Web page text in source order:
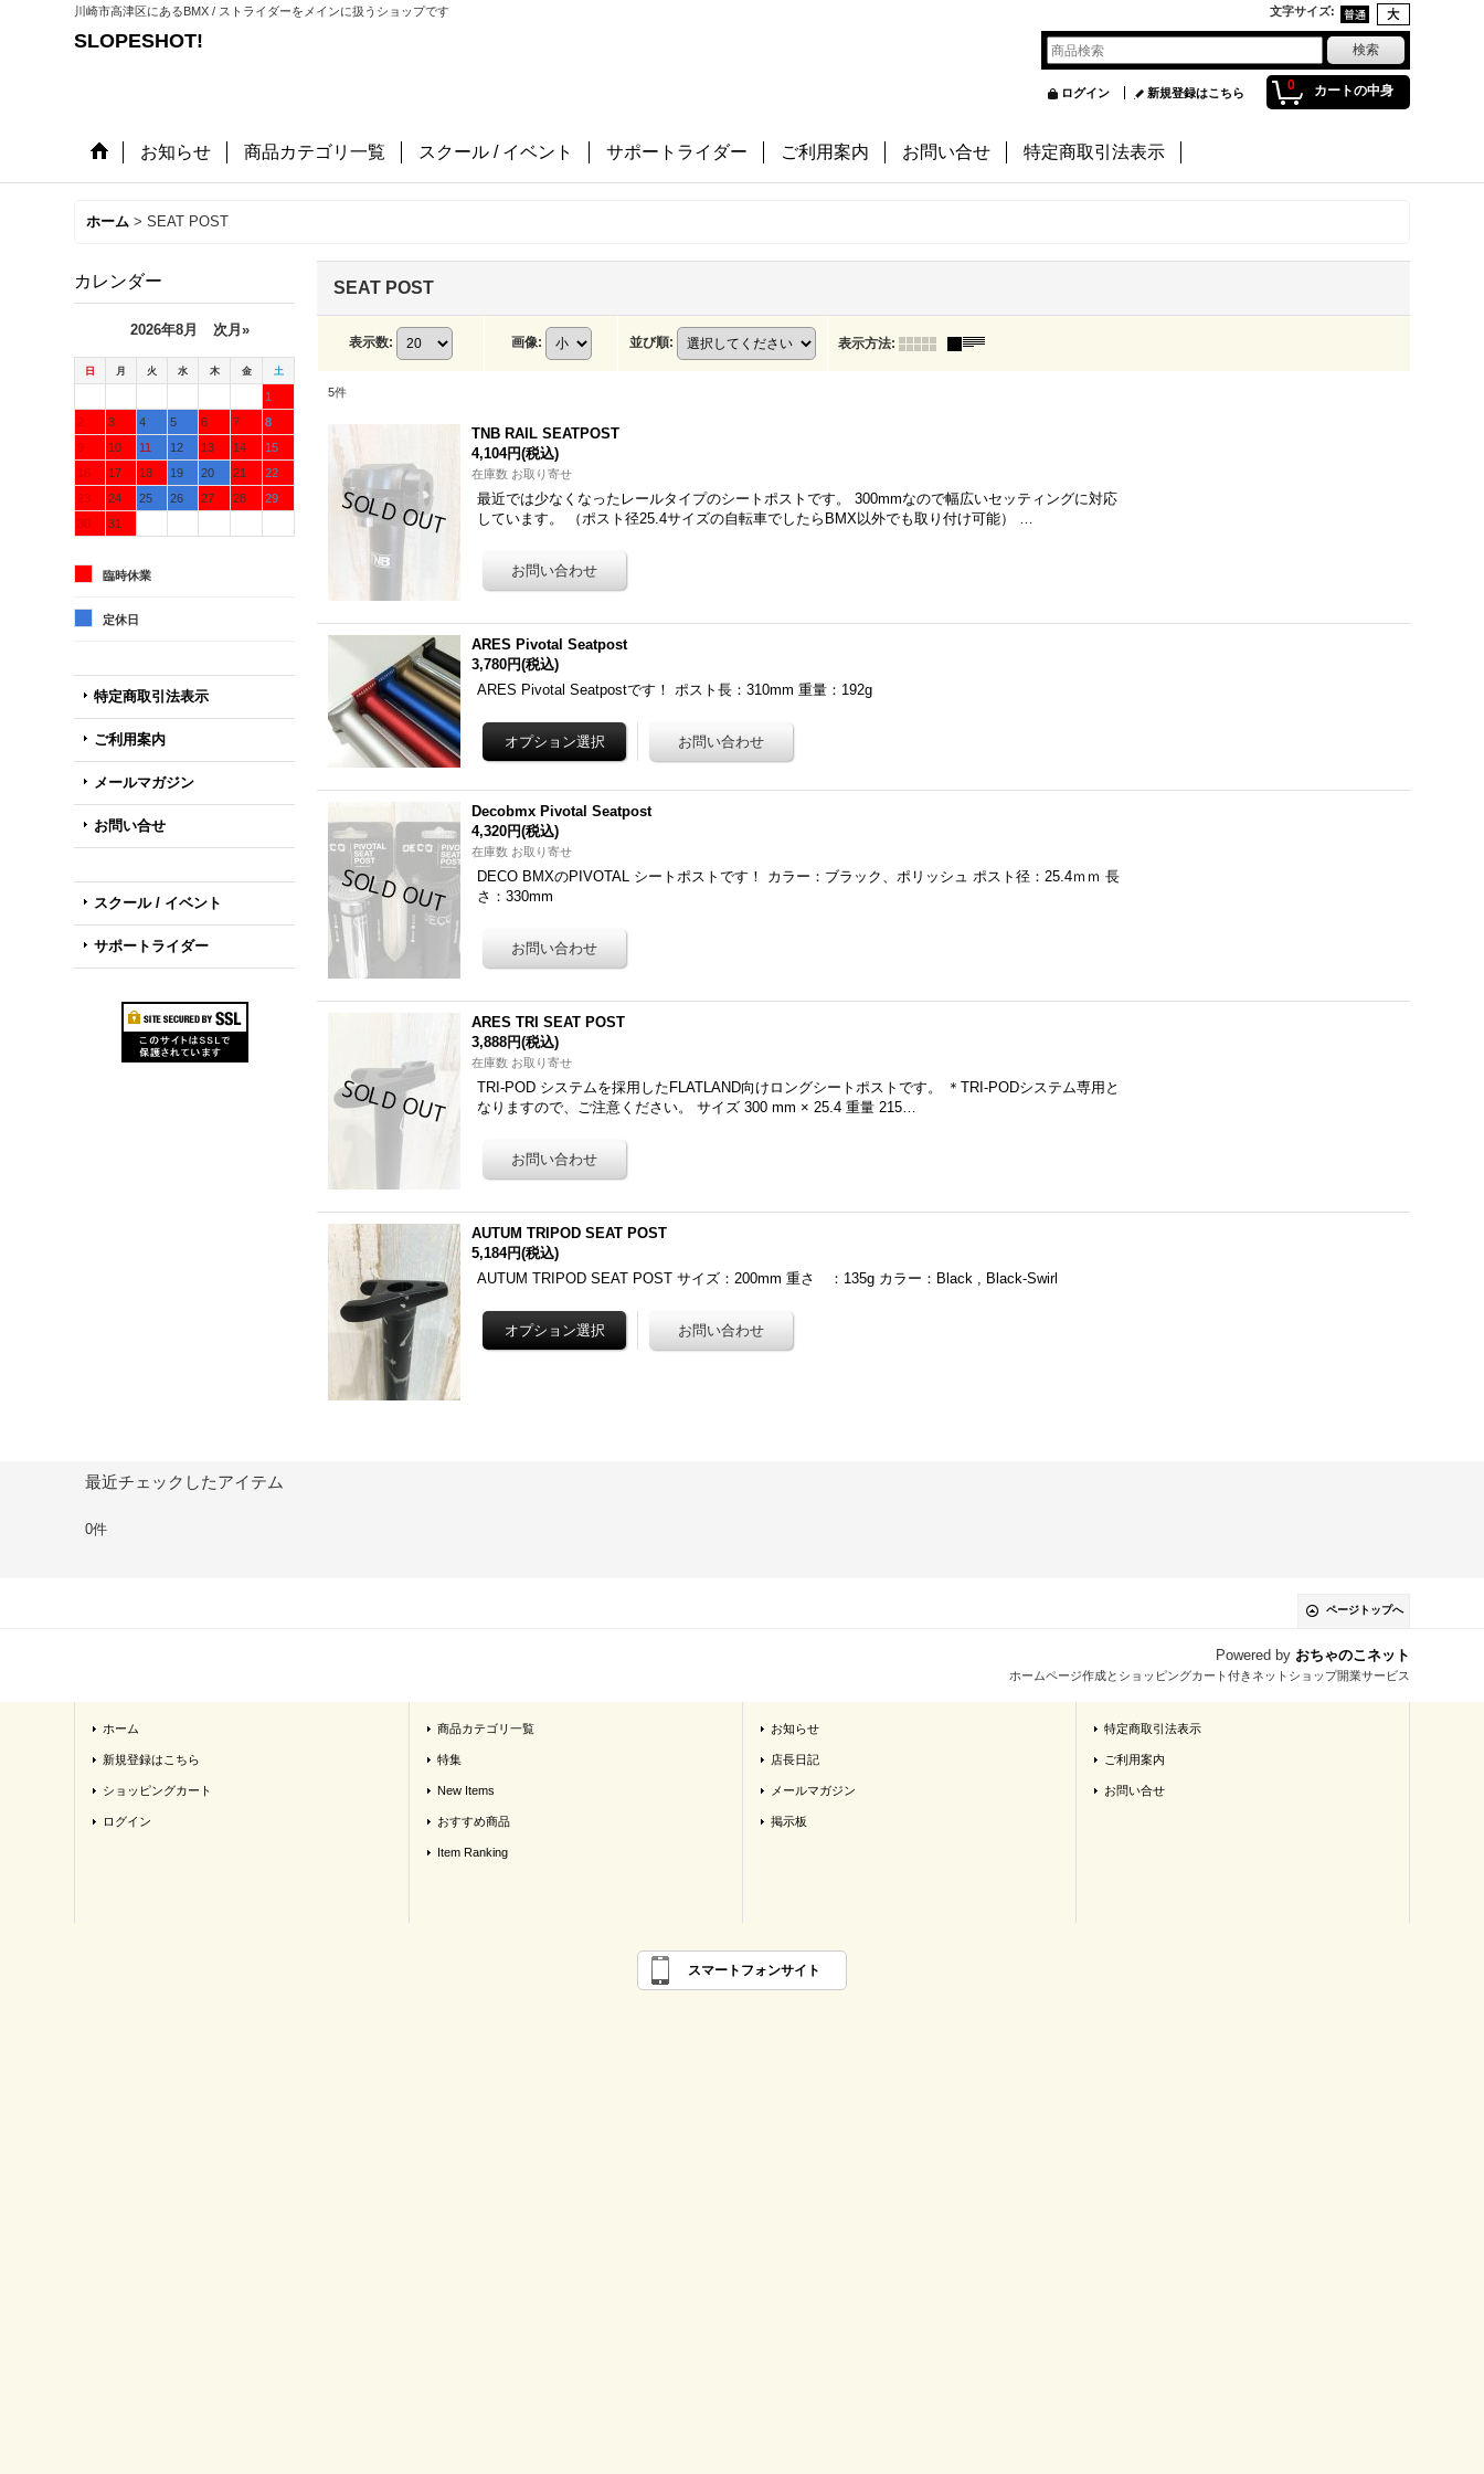
川崎市高津区にあるBMX / ストライダーをメインに扱うショップです 文字サイズ:
SLOPESHOT!
0 カートの中身
ログイン 新規登録はこちら
お知らせ 商品カテゴリ一覧 スクール / イベント サポートライダー ご利用案内 お問い合せ 特定商取引法表示
ホーム > SEAT POST
カレンダー
2026年8月 次月»
日 月 火 水 木 金 土
1
2
3 4 5 6 7
8
9
10 11 12 13 14
15
16
17 18 19 20 21
22
23
24 25 26 27 28
29
30
31
臨時休業
定休日
特定商取引法表示
ご利用案内
メールマガジン
お問い合せ
スクール / イベント
サポートライダー
SEAT POST
表示数: 画像: 並び順: 表示方法:
5件
TNB RAIL SEATPOST
4,104円(税込)
在庫数 お取り寄せ
最近では少なくなったレールタイプのシートポストです。 300mmなので幅広いセッティングに対応
しています。 （ポスト径25.4サイズの自転車でしたらBMX以外でも取り付け可能） …
ARES Pivotal Seatpost
3,780円(税込)
ARES Pivotal Seatpostです！ ポスト長：310mm 重量：192g
Decobmx Pivotal Seatpost
4,320円(税込)
在庫数 お取り寄せ
DECO BMXのPIVOTAL シートポストです！ カラー：ブラック、ポリッシュ ポスト径：25.4ｍｍ 長
さ：330mm
ARES TRI SEAT POST
3,888円(税込)
在庫数 お取り寄せ
TRI-POD システムを採用したFLATLAND向けロングシートポストです。 ＊TRI-PODシステム専用と
なりますので、ご注意ください。 サイズ 300 mm × 25.4 重量 215…
AUTUM TRIPOD SEAT POST
5,184円(税込)
AUTUM TRIPOD SEAT POST サイズ：200mm 重さ ：135g カラー：Black , Black-Swirl
最近チェックしたアイテム
0件
ページトップへ
Powered by おちゃのこネット
ホームページ作成とショッピングカート付きネットショップ開業サービス
ホーム
新規登録はこちら
ショッピングカート
ログイン
商品カテゴリ一覧
特集
New Items
おすすめ商品
Item Ranking
お知らせ
店長日記
メールマガジン
掲示板
特定商取引法表示
ご利用案内
お問い合せ
スマートフォンサイト